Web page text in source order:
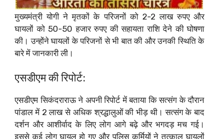
मुख्यमंत्री योगी ने मृतकों के परिजनों को 2-2 लाख रुपए और
घायलों को 50-50 हजार रुपए की सहायता राशि देने की घोषणा
की। उन्होंने घायलों के परिजनों से भी बात की और उनकी स्थिति के
बारे में जानकारी ली।
एसडीएम की रिपोर्ट:
एसडीएम सिकंदराराऊ ने अपनी रिपोर्ट में बताया कि सत्संग के दौरान
पांडाल में 2 लाख से अधिक श्रद्धालुओं की भीड़ थी। सत्संग के बाद
दर्शन और आशीर्वाद के लिए लोग आगे बढ़े और भगदड़ मच गई।
इससे कई लोग घायल हो गए और पुलिस कर्मियों ने तत्काल घायलों